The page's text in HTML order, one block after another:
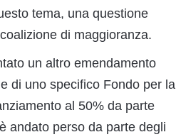
tema, una questione
di maggioranza.
un altro emendamento
di uno specifico Fondo per la
al 50% da parte
andato perso da parte degli